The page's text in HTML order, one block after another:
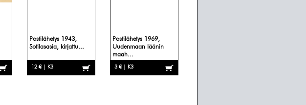
Postilähetys 1943,
Sotilasasia, kirjattu...
12 € | K3
Postilähetys 1969,
Uudenmaan läänin
maah...
3 € | K3